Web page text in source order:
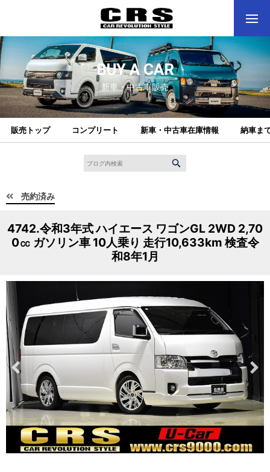
BUY A CAR
新車・中古車販売
販売トップ コンプリート 新車・中古車在庫情報 納車ま
売約済み
4742.令和3年式 ハイエース ワゴンGL 2WD 2,70
0㏄ ガソリン車 10人乗り 走行10,633km 検査令
和8年1月